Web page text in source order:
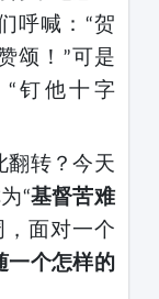
呼喊： “贺
颂！ ”可是
“ 钉他十字
翻转？今天
“基督苦难
，面对一个
一个怎样的